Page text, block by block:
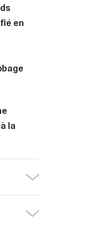
en
la
liste d'envies